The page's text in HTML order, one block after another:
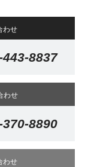
わせ
443-8837
わせ
370-8890
わせ